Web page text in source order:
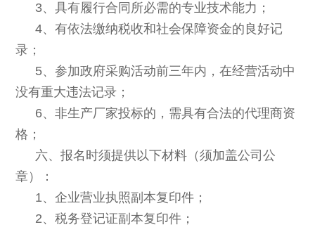
3、具有履行合同所必需的专业技术能力；
4、有依法缴纳税收和社会保障资金的良好记
录；
5、参加政府采购活动前三年内，在经营活动中
没有重大违法记录；
6、非生产厂家投标的，需具有合法的代理商资
格；
六、报名时须提供以下材料（须加盖公司公
章）：
1、企业营业执照副本复印件；
2、税务登记证副本复印件；